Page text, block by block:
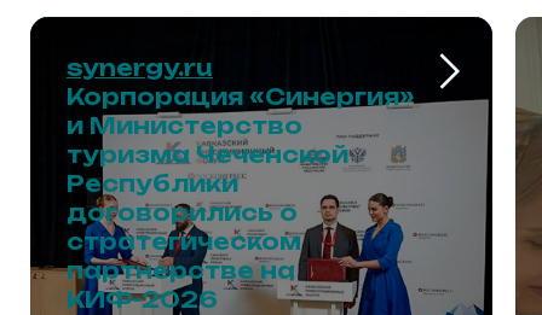
synergy.ru
Корпорация «Синергия»
и Министерство
туризма Чеченской
Республики
договорились о
стратегическом
партнерстве на
КИФ-2026